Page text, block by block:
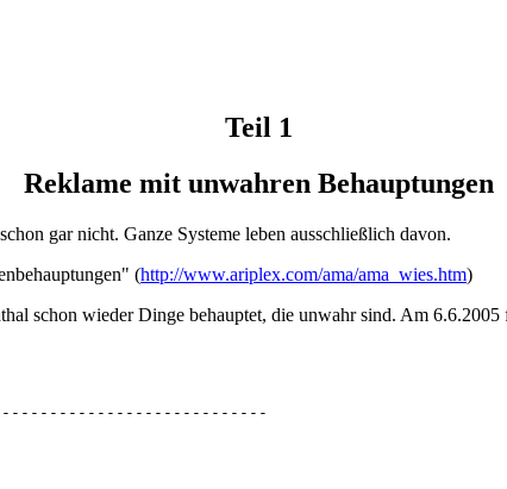
Teil 1
Reklame mit unwahren Behauptungen
gar nicht. Ganze Systeme leben ausschließlich davon.
(http://www.ariplex.com/ama/ama_wies.htm)
schon wieder Dinge behauptet, die unwahr sind. Am